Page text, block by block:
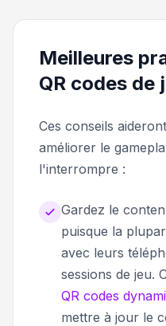
Meilleures
QR codes de
Ces conseils
améliorer le
l'interrompre :
Gardez le
puisque la
avec leurs
sessions de jeu.
QR codes
mettre à jour le